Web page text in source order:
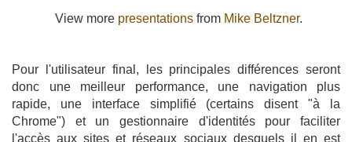
View more presentations from Mike Beltzner.
Pour l'utilisateur final, les principales différences seront
donc une meilleur performance, une navigation plus
rapide, une interface simplifié (certains disent "à la
Chrome") et un gestionnaire d'identités pour faciliter
l'accès aux sites et réseaux sociaux desquels il en est